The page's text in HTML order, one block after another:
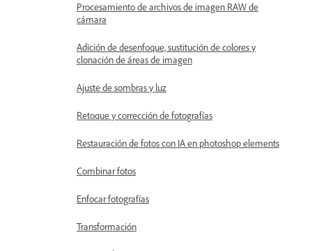
Procesamiento de archivos de imagen RAW de
cámara
Adición de desenfoque, sustitución de colores y
clonación de áreas de imagen
Ajuste de sombras y luz
Retoque y corrección de fotografías
Restauración de fotos con IA en photoshop elements
Combinar fotos
Enfocar fotografías
Transformación